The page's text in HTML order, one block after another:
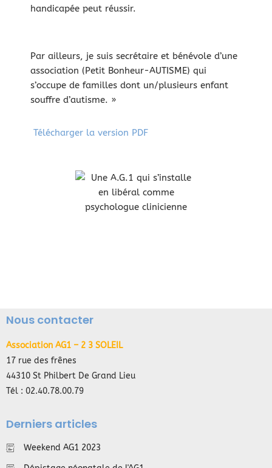
handicapée peut réussir.
Par ailleurs, je suis secrétaire et bénévole d’une
association (Petit Bonheur-AUTISME) qui
s’occupe de familles dont un/plusieurs enfant
souffre d’autisme. »
Télécharger la version PDF
Nous contacter
Association AG1 – 2 3 SOLEIL
17 rue des frênes
44310 St Philbert De Grand Lieu
Tél : 02.40.78.00.79
Derniers articles
Weekend AG1 2023